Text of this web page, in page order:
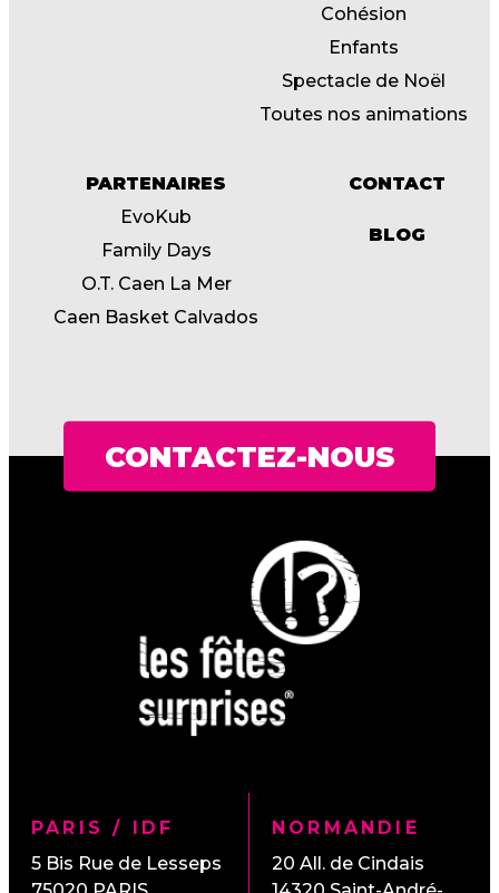
Cohésion
Enfants
Spectacle de Noël
Toutes nos animations
PARTENAIRES
EvoKub
Family Days
O.T. Caen La Mer
Caen Basket Calvados
CONTACT
BLOG
CONTACTEZ-NOUS
PARIS / IDF
5 Bis Rue de Lesseps
NORMANDIE
20 All. de Cindais